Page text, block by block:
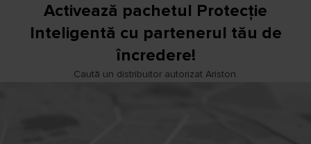
Activează pachetul Protecție
Inteligentă cu partenerul tău de
încredere!
Caută un distribuitor autorizat Ariston.